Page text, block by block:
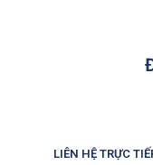
LIÊN HỆ TRỰC